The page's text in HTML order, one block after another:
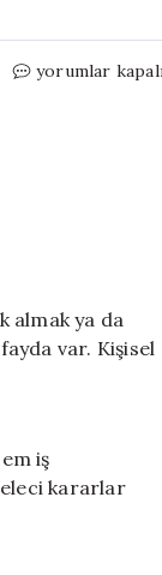
4
için
yorumlar
almak ya da
var. Kişisel
iş
kararlar